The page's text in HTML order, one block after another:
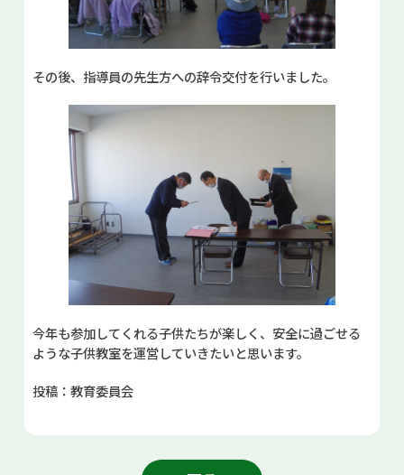
その後、指導員の先生方への辞令交付を行いました。
今年も参加してくれる子供たちが楽しく、安全に過ごせる
ような子供教室を運営していきたいと思います。
投稿：教育委員会